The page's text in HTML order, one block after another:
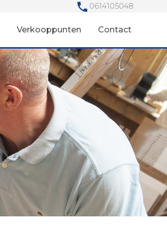
0614105048
Verkooppunten Contact